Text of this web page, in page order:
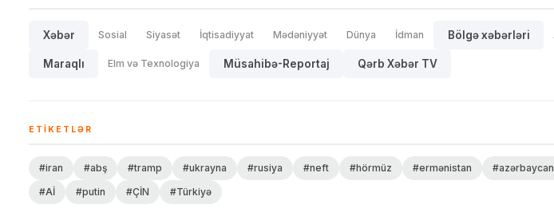
Xəbər Sosial Siyasət İqtisadiyyat Mədəniyyət Dünya İdman Bölgə xəbərləri
Maraqlı Elm və Texnologiya Müsahibə-Reportaj Qərb Xəbər TV
ETIKETLƏR
#iran #abş #tramp #ukrayna #rusiya #neft #hörmüz #ermənistan #azərbaycan
#Aİ
#putin #ÇİN #Türkiyə